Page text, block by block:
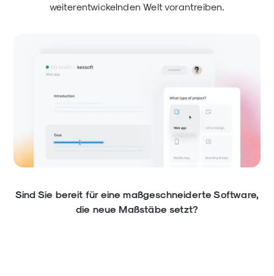
weiterentwickelnden Welt vorantreiben.
Sind Sie bereit für eine maßgeschneiderte Software,
die neue Maßstäbe setzt?